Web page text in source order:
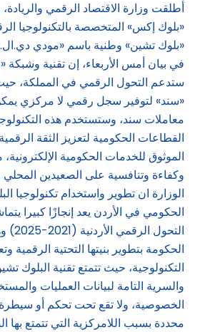
أطلقت وزارة الاقتصاد الرقمي
«بلوك إكس» المتخصصة بالتكنولوجيا
«بلوك تشين» وطنية باسم «مودي
في بيان أمس الأربعاء، إن تقنية
ستدعم التحول الرقمي في المملكة،
«سند» لتوفير سجل رقمي لا مركزي
معاملات سند، وستستخدم هذه
القطاعات الحكومية لتعزيز الثقة
الموثوق للخدمات الحكومية
وكفاءة وتنافسية على الصعيدين
الوزارة ان تطوير واستخدام تكنولوجيا
الحكومي في الأردن يعد إنجازًا كبيرا
الحكومة بتطوير بنيتها التحتية الرقمية
التكنولوجية، حيث تتمتع تقنية البلوك
والسرية التامة لبيانات العمليات
الخصوصية، ولا تقع تحت تحكم أو
محددة بسبب اللامركزية التي تتمتع بها